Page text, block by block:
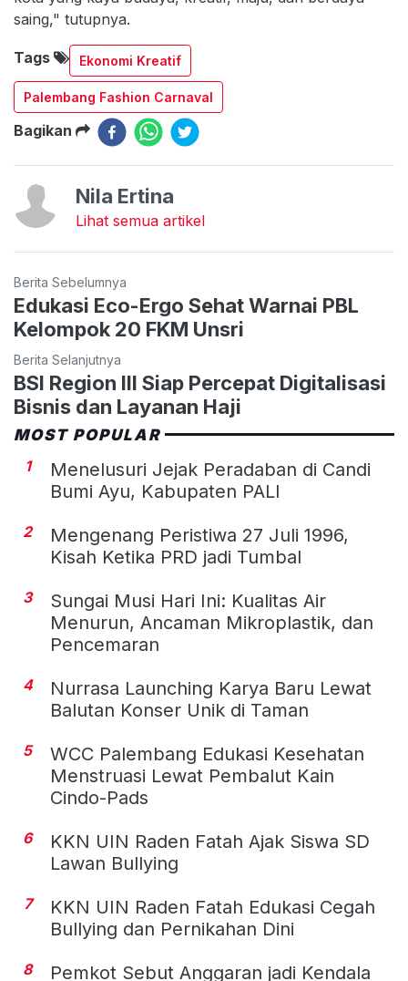
saing," tutupnya.
Tags Ekonomi Kreatif
Palembang Fashion Carnaval
Bagikan
Nila Ertina
Lihat semua artikel
Berita Sebelumnya
Edukasi Eco-Ergo Sehat Warnai PBL
Kelompok 20 FKM Unsri
Berita Selanjutnya
BSI Region III Siap Percepat Digitalisasi
Bisnis dan Layanan Haji
MOST POPULAR
1
Menelusuri Jejak Peradaban di Candi
Bumi Ayu, Kabupaten PALI
2
Mengenang Peristiwa 27 Juli 1996,
Kisah Ketika PRD jadi Tumbal
3
Sungai Musi Hari Ini: Kualitas Air
Menurun, Ancaman Mikroplastik, dan
Pencemaran
4
Nurrasa Launching Karya Baru Lewat
Balutan Konser Unik di Taman
5
WCC Palembang Edukasi Kesehatan
Menstruasi Lewat Pembalut Kain
Cindo-Pads
6
KKN UIN Raden Fatah Ajak Siswa SD
Lawan Bullying
7
KKN UIN Raden Fatah Edukasi Cegah
Bullying dan Pernikahan Dini
8
Pemkot Sebut Anggaran jadi Kendala